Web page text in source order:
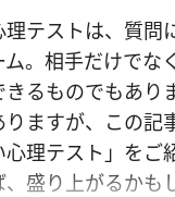
理テストは、質問
ム。相手だけでな
きるものでもあり
りますが、この記
心理テスト」をご
、盛り上がるかも